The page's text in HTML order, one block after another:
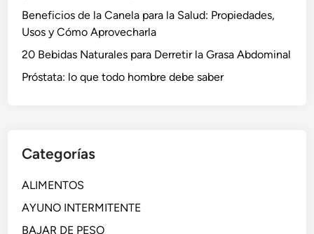
Beneficios de la Canela para la Salud: Propiedades,
Usos y Cómo Aprovecharla
20 Bebidas Naturales para Derretir la Grasa Abdominal
Próstata: lo que todo hombre debe saber
Categorías
ALIMENTOS
AYUNO INTERMITENTE
BAJAR DE PESO